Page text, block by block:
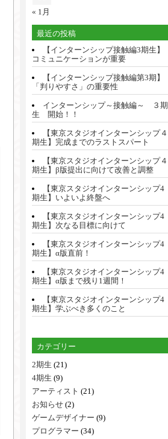
« 1月
最近の投稿
【インターンシップ接触編3期生】
コミュニケーションが重要
【インターンシップ接触編第3期】
「判りやすさ」の重要性
インターンシップ～接触編～ ３期
生 開始！！
【東京スタジオインターンシップ４
期生】完成までのラストスパート
【東京スタジオインターンシップ４
期生】β版提出に向けて改善と調整
【東京スタジオインターンシップ4
期生】いよいよ終盤へ
【東京スタジオインターンシップ4
期生】次なる目標に向けて
【東京スタジオインターンシップ4
期生】α版直前！
【東京スタジオインターンシップ4
期生】α版まで残り1週間！
【東京スタジオインターンシップ4
期生】学ぶべき多くのこと
カテゴリー
2期生 (21)
4期生 (9)
アーティスト (21)
お知らせ (2)
ゲームデザイナー (9)
プログラマー (34)